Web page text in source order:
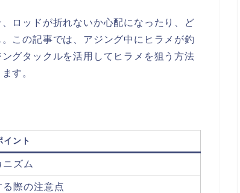
ロッドが折れないか心配になったり、ど
この記事では、アジング中にヒラメが釣
グタックルを活用してヒラメを狙う方法
す。
イント
ズム
際の注意点